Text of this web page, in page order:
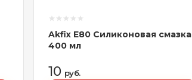
Akfix E80 Силиконовая смазка
400 мл
10 руб.